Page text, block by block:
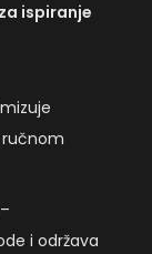
ispiranje
ručnom
–
i održava